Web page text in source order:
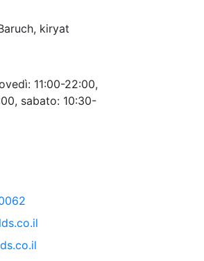
kiryat
11:00-22:00,
sabato: 10:30-